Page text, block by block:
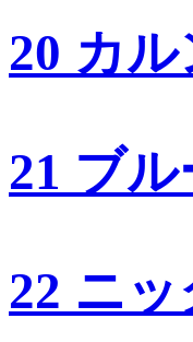
20 カ
21 ブ
22 ニ